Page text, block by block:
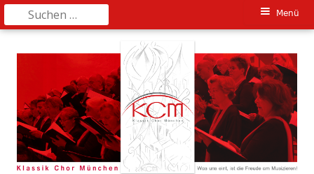
Springe
zum
Primäres
Menü
Suchen
nach: